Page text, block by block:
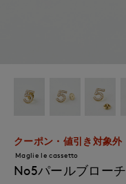
クーポン・値引き対象外
Maglie le cassetto
No5パールブローチ